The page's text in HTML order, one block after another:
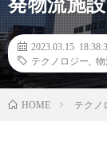
2023.03.15
テクノロジー
物
HOME テクノ